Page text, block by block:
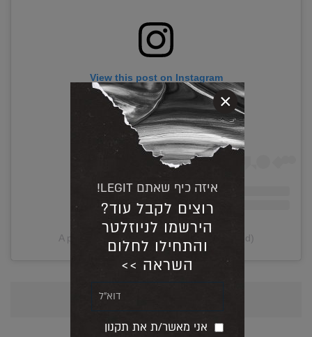
View this post on Instagram
A post shared by ✋🏼 (@pleasetalktomyhand)
אולי יעניין אותך גם...
איזה כיף שאתם LEGIT!
רוצים לקבל עוד?
הירשמו לניוזלטר
והתחילו לחלום
השראה >>
אני מאשר/ת את תקנון
×